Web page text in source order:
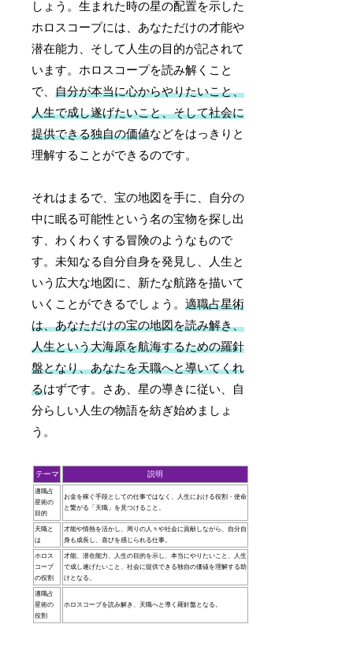
しょう。生まれた時の星の配置を示した
ホロスコープには、あなただけの才能や
潜在能力、そして人生の目的が記されて
います。ホロスコープを読み解くこと
で、自分が本当に心からやりたいこと、
人生で成し遂げたいこと、そして社会に
提供できる独自の価値などをはっきりと
理解することができるのです。
それはまるで、宝の地図を手に、自分の
中に眠る可能性という名の宝物を探し出
す、わくわくする冒険のようなもので
す。未知なる自分自身を発見し、人生と
いう広大な地図に、新たな航路を描いて
いくことができるでしょう。適職占星術
は、あなただけの宝の地図を読み解き、
人生という大海原を航海するための羅針
盤となり、あなたを天職へと導いてくれ
るはずです。さあ、星の導きに従い、自
分らしい人生の物語を紡ぎ始めましょ
う。
テーマ 説明
適職占
星術の
目的
お金を稼ぐ手段としての仕事ではなく、人生における役割・使命
と繋がる「天職」を見つけること。
天職と
は
才能や情熱を活かし、周りの人々や社会に貢献しながら、自分自
身も成長し、喜びを感じられる仕事。
ホロス
コープ
の役割
才能、潜在能力、人生の目的を示し、本当にやりたいこと、人生
で成し遂げたいこと、社会に提供できる独自の価値を理解する助
けとなる。
適職占
星術の
役割
ホロスコープを読み解き、天職へと導く羅針盤となる。